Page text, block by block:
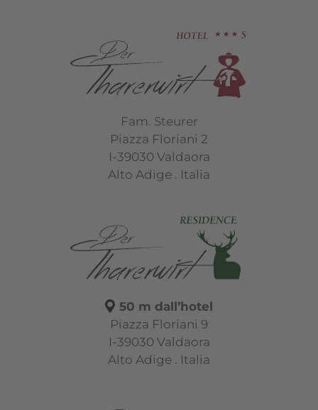
Fam. Steurer
Piazza Floriani 2
I-39030 Valdaora
Alto Adige . Italia
50 m dall’hotel
Piazza Floriani 9
I-39030 Valdaora
Alto Adige . Italia